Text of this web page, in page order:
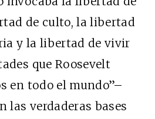
de culto, la libertad
y la libertad de vivir
que Roosevelt
en todo el mundo”–
las verdaderas bases